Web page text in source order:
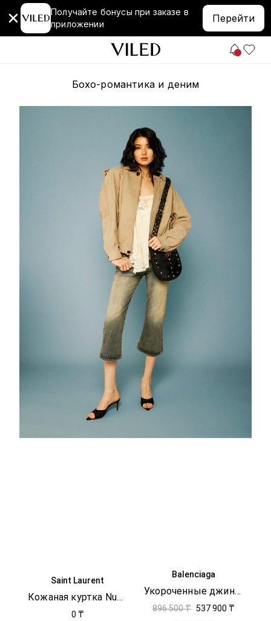
Получайте бонусы при заказе в
приложении
Перейти
Бохо-романтика и деним
Saint Laurent
Кожаная куртка Numbuck
0 ₸
Balenciaga
Укороченные джинсы с логотипом
896 500 ₸ 537 900 ₸